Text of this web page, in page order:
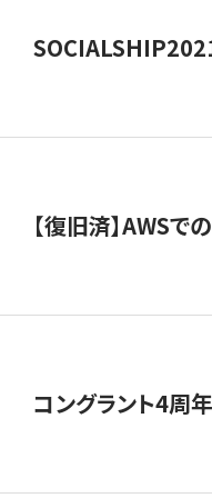
SOCIALSHIP2021
【復旧済】AWS
コングラント4周